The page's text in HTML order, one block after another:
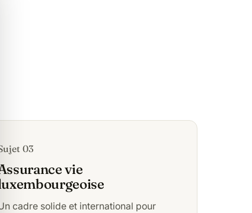
03
vie
cadre solide et international pour